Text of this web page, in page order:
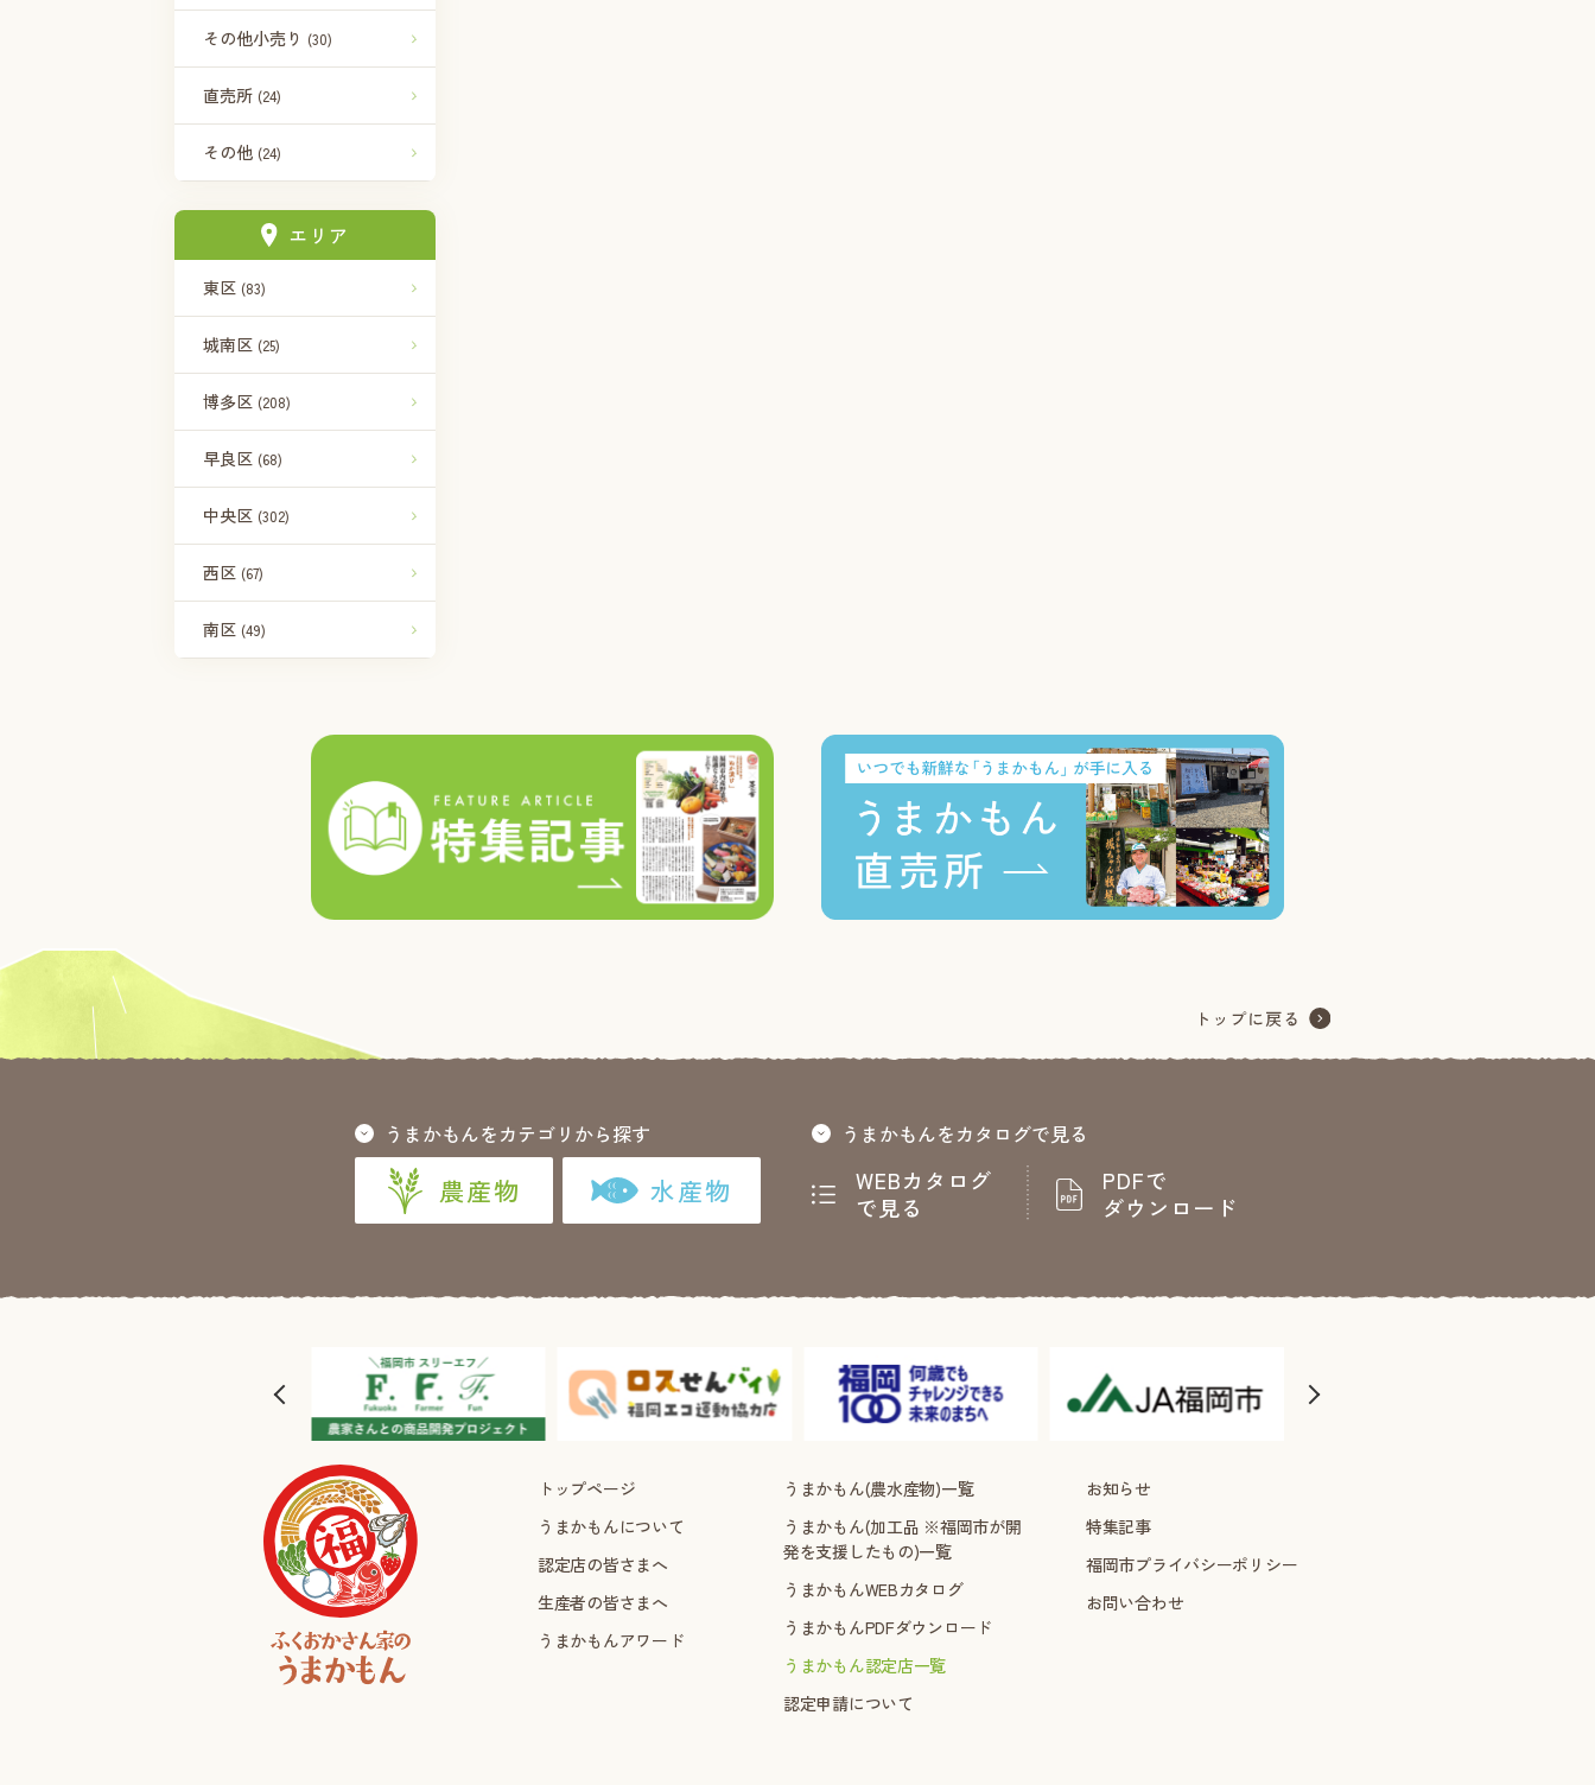
その他小売り (30)
直売所 (24)
その他 (24)
エリア
東区 (83)
城南区 (25)
博多区 (208)
早良区 (68)
中央区 (302)
西区 (67)
南区 (49)
うまかもんをカテゴリから探す
農産物 水産物
うまかもんをカタログで見る
WEBカタログ
で見る
PDFで
ダウンロード
トップページ
うまかもんについて
認定店の皆さまへ
生産者の皆さまへ
うまかもんアワード
うまかもん(農水産物)一覧
うまかもん(加工品 ※福岡市が開
発を支援したもの)一覧
うまかもんWEBカタログ
うまかもんPDFダウンロード
うまかもん認定店一覧
認定申請について
お知らせ
特集記事
福岡市プライバシーポリシー
お問い合わせ